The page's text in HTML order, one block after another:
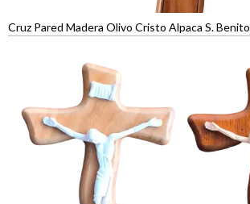
Cruz Pared Madera Olivo Cristo Alpaca S. Benito